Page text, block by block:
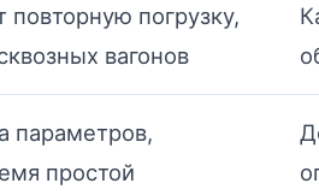
погрузку,
вагонов
параметров,
простой